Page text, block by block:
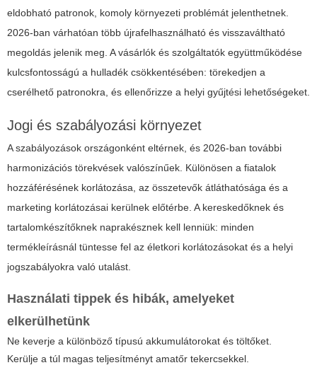
eldobható patronok, komoly környezeti problémát jelenthetnek.
2026-ban várhatóan több újrafelhasználható és visszaváltható
megoldás jelenik meg. A vásárlók és szolgáltatók együttműködése
kulcsfontosságú a hulladék csökkentésében: törekedjen a
cserélhető patronokra, és ellenőrizze a helyi gyűjtési lehetőségeket.
Jogi és szabályozási környezet
A szabályozások országonként eltérnek, és 2026-ban további
harmonizációs törekvések valószínűek. Különösen a fiatalok
hozzáférésének korlátozása, az összetevők átláthatósága és a
marketing korlátozásai kerülnek előtérbe. A kereskedőknek és
tartalomkészítőknek naprakésznek kell lenniük: minden
termékleírásnál tüntesse fel az életkori korlátozásokat és a helyi
jogszabályokra való utalást.
Használati tippek és hibák, amelyeket
elkerülhetünk
Ne keverje a különböző típusú akkumulátorokat és töltőket.
Kerülje a túl magas teljesítményt amatőr tekercsekkel.